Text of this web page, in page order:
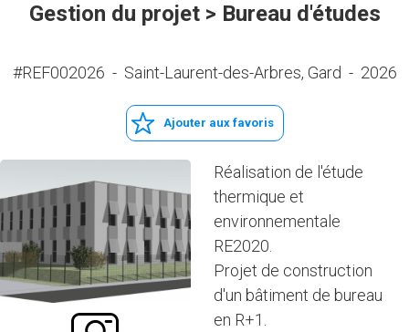
Gestion du projet > Bureau d'études
#REF002026 - Saint-Laurent-des-Arbres, Gard - 2026
Ajouter aux favoris
Réalisation de l'étude
thermique et
environnementale
RE2020.
Projet de construction
d'un bâtiment de bureau
en R+1.